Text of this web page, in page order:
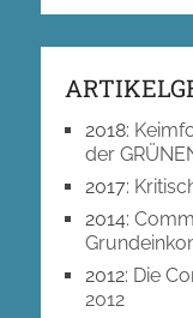
2018:
der
2017:
2014:
2012: Die
2012